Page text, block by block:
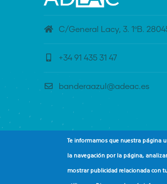
C/General Lacy, 3. 1ºB.
+34 91 435 31 47
banderaazul@adeac.es
Te informamos que nuestra página
la navegación por la página,
mostrar publicidad relacionada con